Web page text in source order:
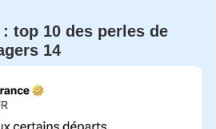
top 10 des perles de
14